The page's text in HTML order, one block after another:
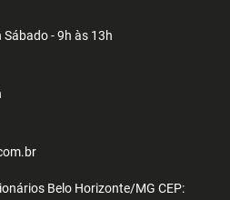
Sábado - 9h às 13h
Belo Horizonte/MG CEP: